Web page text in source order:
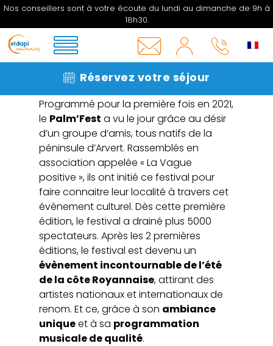
Nos conseillers sont à votre écoute du lundi au dimanche de 9h à
18h30.
INFOS
&
05 33
06 27
MON
COMPTE
Réservez votre séjour
L’historique du Palm’Fest à
La Palmyre
Programmé pour la première fois en 2021,
le Palm’Fest a vu le jour grâce au désir
d’un groupe d’amis, tous natifs de la
péninsule d’Arvert. Rassemblés en
association appelée « La Vague
positive », ils ont initié ce festival pour
faire connaitre leur localité à travers cet
évènement culturel. Dès cette première
édition, le festival a drainé plus 5000
spectateurs. Après les 2 premières
éditions, le festival est devenu un
évènement incontournable de l’été
de la côte Royannaise, attirant des
artistes nationaux et internationaux de
renom. Et ce, grâce à son ambiance
uniqueet à sa programmation
musicale de qualité.